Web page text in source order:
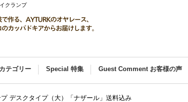
クランプ
テゴリー Special 特集 Guest Comment お客様の声
デスクタイプ（大）「ナザール」送料込み